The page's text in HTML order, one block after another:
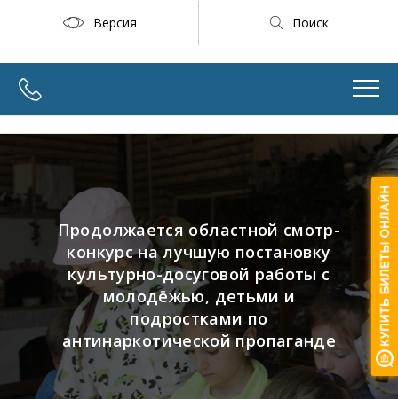
Версия Поиск
Продолжается областной смотр-
конкурс на лучшую постановку
культурно-досуговой работы с
молодёжью, детьми и
подростками по
антинаркотической пропаганде